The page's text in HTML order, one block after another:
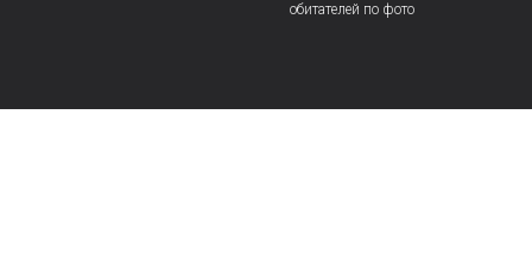
обитателей по фото